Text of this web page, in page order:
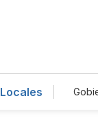
Locales